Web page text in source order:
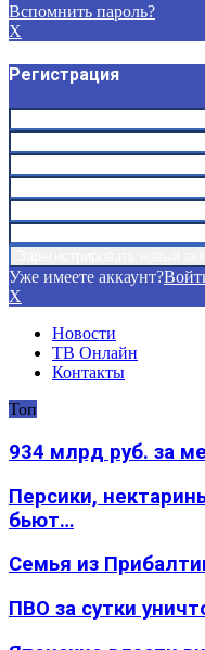
Вспомнить пароль?
X
Регистрация
Уже имеете аккаунт?
X
Новости
ТВ Онлайн
Контакты
Топ
934 млрд руб. за
Персики,
бьют…
Семья из
ПВО за сутки